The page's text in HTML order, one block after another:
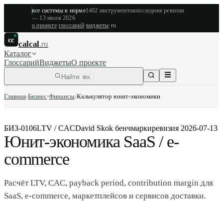
все системы в норме1402 инструментовпоследняя ревизия
— 13 июля 2026
о проекте·глоссарий·виджеты·ru
cc calcal.ru
Каталог
ГлоссарийВиджетыО проекте
Найти ⌘K
Главная›Бизнес›Финансы›Калькулятор юнит-экономики
БИЗ-0106LTV / CACDavid Skok бенчмаркиревизия 2026-07-13
Юнит-экономика SaaS / e-
commerce
Расчёт LTV, CAC, payback period, contribution margin для
SaaS, e-commerce, маркетплейсов и сервисов доставки.